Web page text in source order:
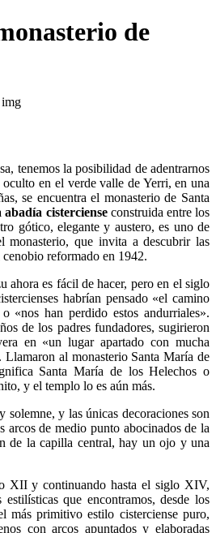
de
tenemos la posibilidad de adentrarnos
en el verde valle de Yerri, en una
se encuentra el monasterio de Santa
abadía cistercienseconstruida entre los
gótico, elegante y austero, es uno de
monasterio, que invita a descubrir las
reformado en 1942.
ahora es fácil de hacer, pero en el siglo
habrían pensado «el camino
«nos han perdido estos andurriales».
de los padres fundadores, sugirieron
en «un lugar apartado con mucha
Llamaron al monasterio Santa María de
Santa María de los Helechos o
y el templo lo es aún más.
solemne, y las únicas decoraciones son
arcos de medio punto abocinados de la
de la capilla central, hay un ojo y una
XII y continuando hasta el siglo XIV,
que encontramos, desde los
más primitivo estilo cisterciense puro,
con arcos apuntados y elaboradas